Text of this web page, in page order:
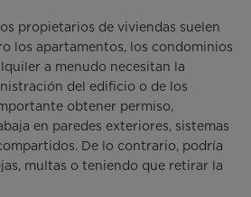
propietarios de viviendas suelen
los apartamentos, los condominios
a menudo necesitan la
del edificio o de los
obtener permiso,
en paredes exteriores, sistemas
De lo contrario, podría
multas o teniendo que retirar la